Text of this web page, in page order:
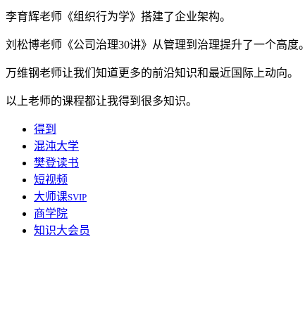
李育辉老师《组织行为学》搭建了企业架构。
刘松博老师《公司治理30讲》从管理到治理提升了一个高度。
万维钢老师让我们知道更多的前沿知识和最近国际上动向。
以上老师的课程都让我得到很多知识。
得到
混沌大学
樊登读书
短视频
大师课SVIP
商学院
知识大会员